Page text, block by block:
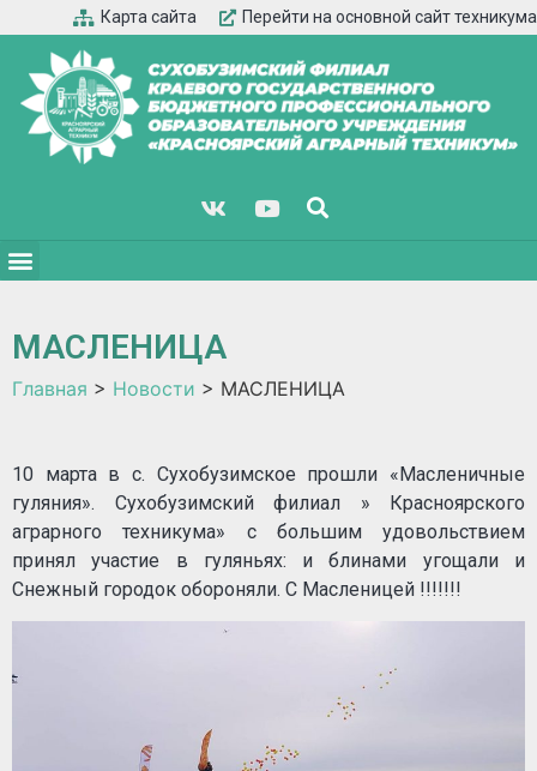
Карта сайта Перейти на основной сайт техникума
МАСЛЕНИЦА
Главная > Новости > МАСЛЕНИЦА
10 марта в с. Сухобузимское прошли «Масленичные
гуляния». Сухобузимский филиал » Красноярского
аграрного техникума» с большим удовольствием
принял участие в гуляньях: и блинами угощали и
Снежный городок обороняли. С Масленицей !!!!!!!